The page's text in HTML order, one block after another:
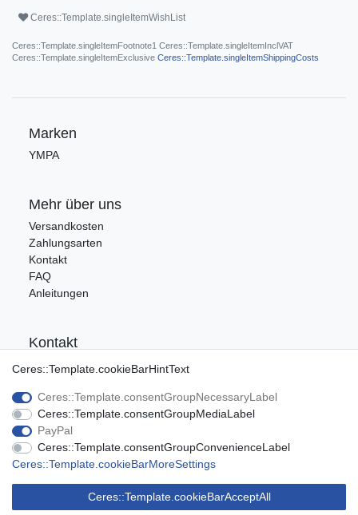
Ceres::Template.singleItemWishList
Ceres::Template.singleItemFootnote1 Ceres::Template.singleItemInclVAT
Ceres::Template.singleItemExclusive Ceres::Template.singleItemShippingCosts
Marken
YMPA
Mehr über uns
Versandkosten
Zahlungsarten
Kontakt
FAQ
Anleitungen
Kontakt
Tel.: 09176/9986400
Rechtliches
Datenschutz
Widerrufsrecht
AGB
Ceres::Template.cookieBarHintText
Ceres::Template.consentGroupNecessaryLabel
Ceres::Template.consentGroupMediaLabel
PayPal
Ceres::Template.consentGroupConvenienceLabel
Ceres::Template.cookieBarMoreSettings
Ceres::Template.cookieBarAcceptAll